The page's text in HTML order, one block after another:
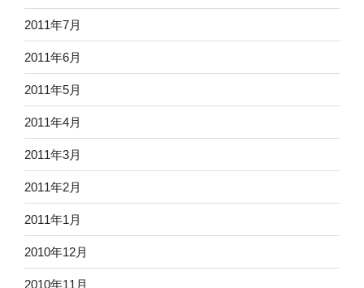
2011年7月
2011年6月
2011年5月
2011年4月
2011年3月
2011年2月
2011年1月
2010年12月
2010年11月